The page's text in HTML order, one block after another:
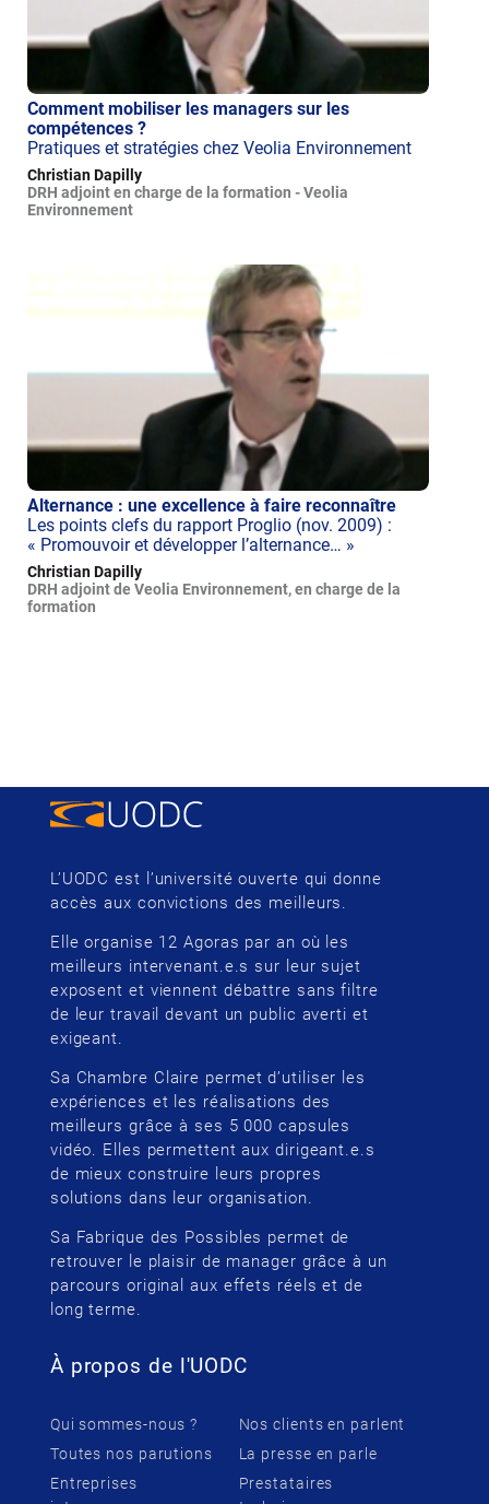
Comment mobiliser les managers sur les
compétences ?
Pratiques et stratégies chez Veolia Environnement
Christian Dapilly
DRH adjoint en charge de la formation - Veolia
Environnement
Alternance : une excellence à faire reconnaître
Les points clefs du rapport Proglio (nov. 2009) :
« Promouvoir et développer l’alternance… »
Christian Dapilly
DRH adjoint de Veolia Environnement, en charge de la
formation
L’UODC est l’université ouverte qui donne
accès aux convictions des meilleurs.
Elle organise 12 Agoras par an où les
meilleurs intervenant.e.s sur leur sujet
exposent et viennent débattre sans filtre
de leur travail devant un public averti et
exigeant.
Sa Chambre Claire permet d’utiliser les
expériences et les réalisations des
meilleurs grâce à ses 5 000 capsules
vidéo. Elles permettent aux dirigeant.e.s
de mieux construire leurs propres
solutions dans leur organisation.
Sa Fabrique des Possibles permet de
retrouver le plaisir de manager grâce à un
parcours original aux effets réels et de
long terme.
À propos de l'UODC
Qui sommes-nous ?
Toutes nos parutions
Entreprises
Nos clients en parlent
La presse en parle
Prestataires